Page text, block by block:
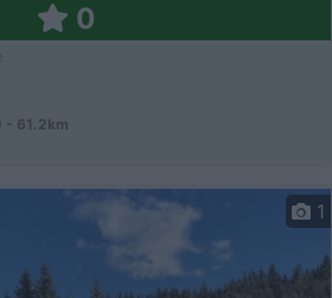
0
- 61.2km
1